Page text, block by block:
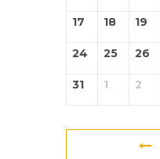
17 18 19
24 25 26
31 1 2